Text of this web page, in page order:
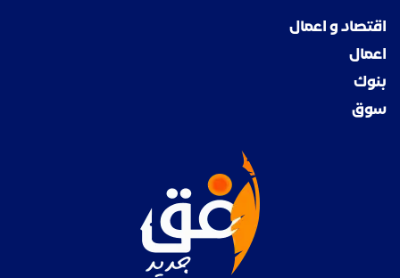
اقتصاد و اعمال
اعمال
بنوك
سوق